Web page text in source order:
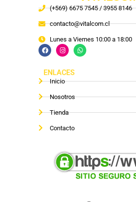
(+569) 6675 7545 / 3955 8146
contacto@vitalcom.cl
Lunes a Viernes 10:00 a 18:00
ENLACES
Inicio
Nosotros
Tienda
Contacto